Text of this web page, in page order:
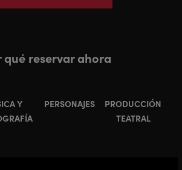
qué reservar ahora
Y
PERSONAJES
PRODUCCIÓN
TEATRAL